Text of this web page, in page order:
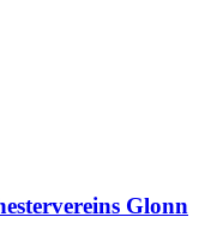
Glonn